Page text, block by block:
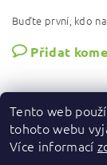
Buďte první, kdo
Přidat
Tento web
tohoto webu
Více informací